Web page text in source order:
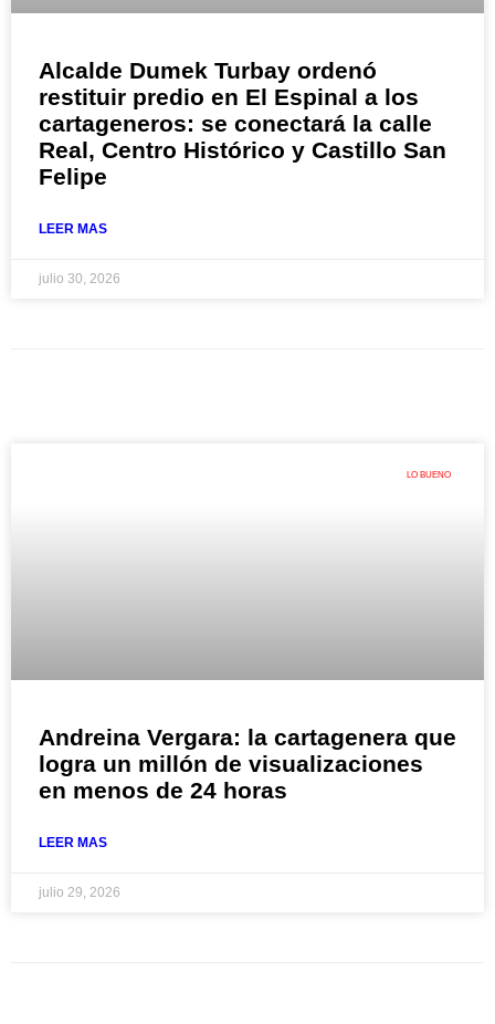
Alcalde Dumek Turbay ordenó
restituir predio en El Espinal a los
cartageneros: se conectará la calle
Real, Centro Histórico y Castillo San
Felipe
LEER MAS
julio 30, 2026
LO BUENO
Andreina Vergara: la cartagenera que
logra un millón de visualizaciones
en menos de 24 horas
LEER MAS
julio 29, 2026